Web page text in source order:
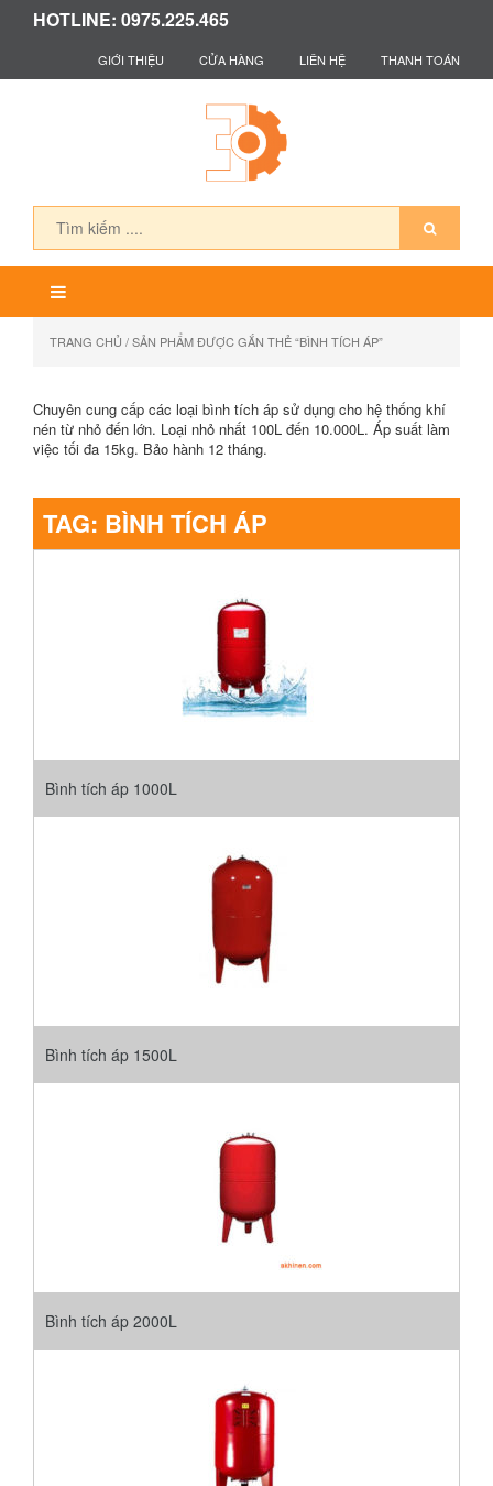
HOTLINE: 0975.225.465
GIỚI THIỆU CỬA HÀNG LIÊN HỆ THANH TOÁN
TRANG CHỦ / SẢN PHẨM ĐƯỢC GẮN THẺ “BÌNH TÍCH ÁP”
Chuyên cung cấp các loại bình tích áp sử dụng cho hệ thống khí
nén từ nhỏ đến lớn. Loại nhỏ nhất 100L đến 10.000L. Áp suất làm
việc tối đa 15kg. Bảo hành 12 tháng.
TAG: BÌNH TÍCH ÁP
Bình tích áp 1000L
Bình tích áp 1500L
Bình tích áp 2000L